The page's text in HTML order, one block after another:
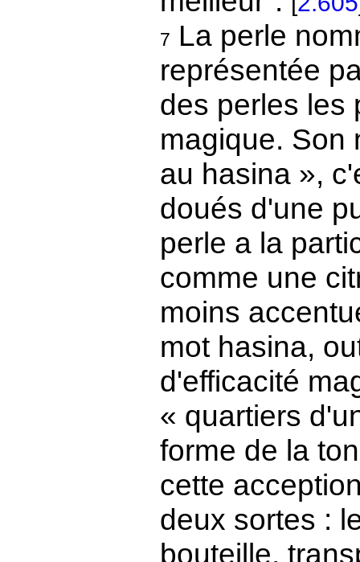
7 La perle
représentée
des perles les
magique. Son
au hasina »,
doués d'une
perle a la
comme une
moins
mot hasina,
d'efficacité
« quartiers
forme de la
cette
deux sortes :
bouteille,